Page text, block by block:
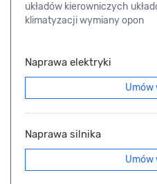
układów kierowniczych
klimatyzacji wymiany opon
Naprawa elektryki
Umów
Naprawa silnika
Umów